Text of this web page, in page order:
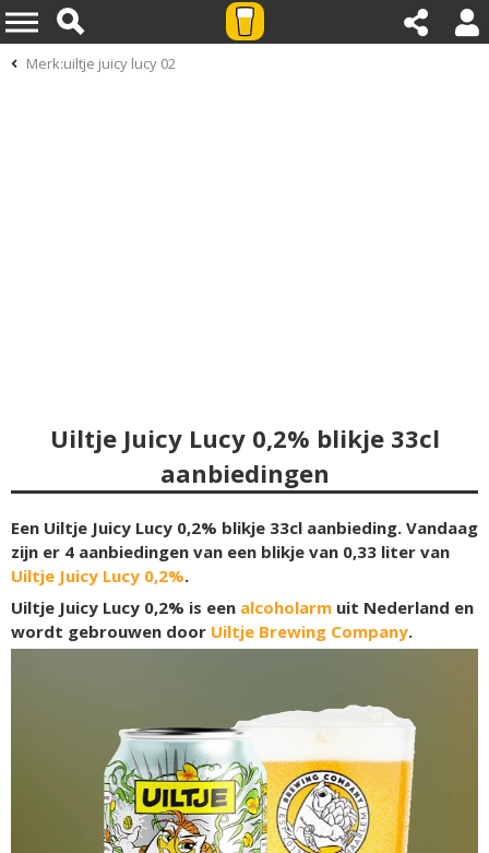
Merk:uiltje juicy lucy 02
Uiltje Juicy Lucy 0,2% blikje 33cl
aanbiedingen
Een Uiltje Juicy Lucy 0,2% blikje 33cl aanbieding. Vandaag
zijn er 4 aanbiedingen van een blikje van 0,33 liter van
Uiltje Juicy Lucy 0,2%.
Uiltje Juicy Lucy 0,2% is een alcoholarm uit Nederland en
wordt gebrouwen door Uiltje Brewing Company.